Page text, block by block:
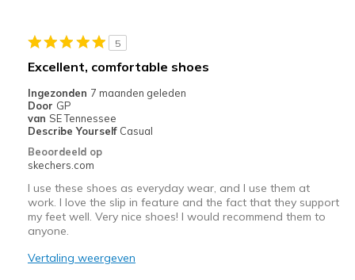
View On Shoes
Shoes are for Wearing
5
Excellent, comfortable shoes
Ingezonden 7 maanden geleden
Door GP
van SE Tennessee
Describe Yourself Casual
Beoordeeld op
skechers.com
I use these shoes as everyday wear, and I use them at
work. I love the slip in feature and the fact that they support
my feet well. Very nice shoes! I would recommend them to
anyone.
Vertaling weergeven